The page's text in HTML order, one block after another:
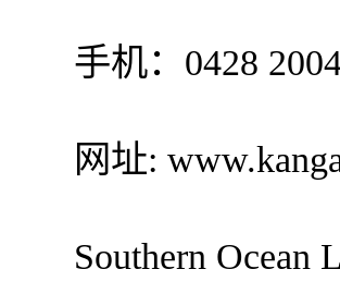
手机：0428
网址:
Southern Ocean